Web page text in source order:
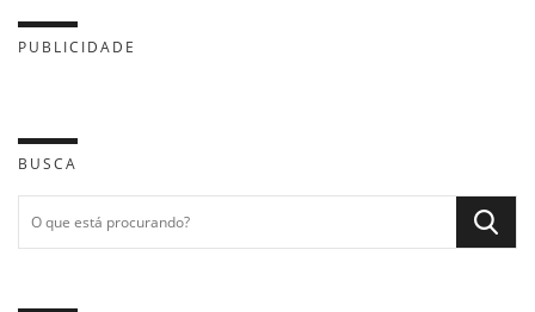
PUBLICIDADE
BUSCA